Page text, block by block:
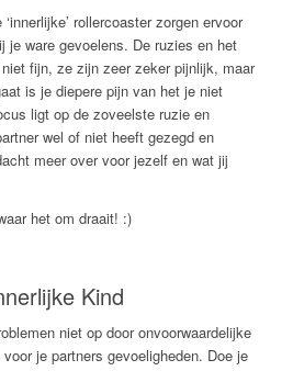
rollercoaster zorgen ervoor
je ware gevoelens. De ruzies en het
fijn, ze zijn zeer zeker pijnlijk, maar
is je diepere pijn van het je niet
ligt op de zoveelste ruzie en
wel of niet heeft gezegd en
meer over voor jezelf en wat jij
het om draait! :)
Kind
niet op door onvoorwaardelijke
je partners gevoeligheden. Doe je